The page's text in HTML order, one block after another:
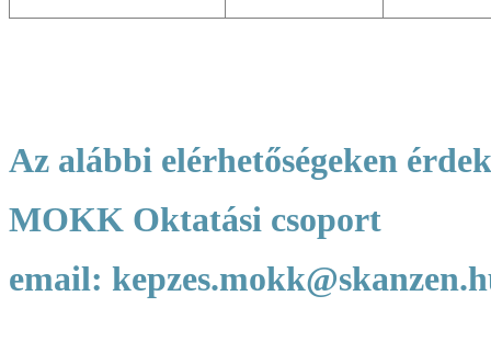
Az alábbi elérhetőségeken
MOKK Oktatási csoport
email: